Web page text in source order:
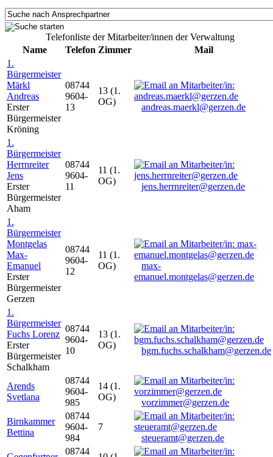
Telefonliste der Mitarbeiter/innen der Verwaltung
Name
Telefon Zimmer
Mail
1.
Bürgermeister
Märkl
Andreas
Erster
Bürgermeister
Kröning
08744
9604-
13
13 (1.
OG)
andreas.maerkl@gerzen.de
1.
Bürgermeister
Herrnreiter
Jens
Erster
Bürgermeister
Aham
08744
9604-
11
11 (1.
OG)
jens.herrnreiter@gerzen.de
1.
Bürgermeister
Montgelas
Max-
Emanuel
Erster
Bürgermeister
Gerzen
08744
9604-
12
11 (1.
OG)
max-
emanuel.montgelas@gerzen.de
1.
Bürgermeister
Fuchs Lorenz
Erster
Bürgermeister
Schalkham
08744
9604-
10
13 (1.
OG)
bgm.fuchs.schalkham@gerzen.de
Arends
Svetlana
08744
9604-
985
14 (1.
OG)
vorzimmer@gerzen.de
Birnkammer
Bettina
08744
9604-
984
7
steueramt@gerzen.de
08744